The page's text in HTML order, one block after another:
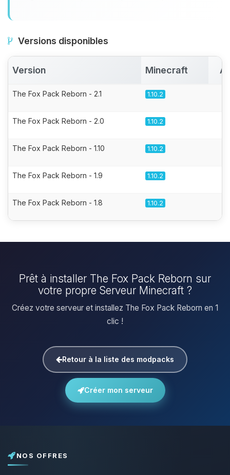
Versions disponibles
Version Minecraft
The Fox Pack Reborn - 2.1 1.10.2
The Fox Pack Reborn - 2.0 1.10.2
The Fox Pack Reborn - 1.10 1.10.2
The Fox Pack Reborn - 1.9 1.10.2
The Fox Pack Reborn - 1.8 1.10.2
Prêt à installer The Fox Pack Reborn sur
votre propre Serveur Minecraft ?
Créez votre serveur et installez The Fox Pack Reborn en 1
clic !
Retour à la liste des modpacks
Créer mon serveur
NOS OFFRES